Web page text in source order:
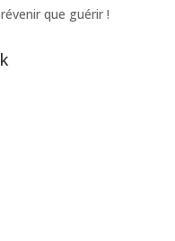
que guérir !